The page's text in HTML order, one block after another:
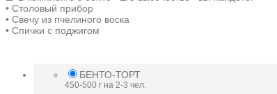
• Столовый прибор
• Свечу из пчелиного воска
• Спички с поджигом
БЕНТО-ТОРТ
450-500 г на 2-3 чел.